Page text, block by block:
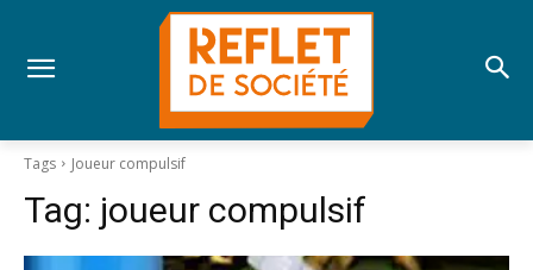
Tags Joueur compulsif
Tag: joueur compulsif